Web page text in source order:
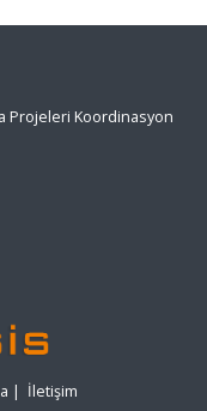
Projeleri Koordinasyon
| İletişim